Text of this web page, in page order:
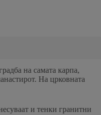
на самата карпа,
На црковната
и тенки гранитни